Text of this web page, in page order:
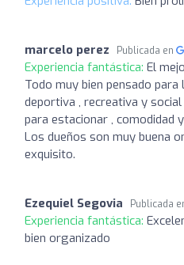
marcelo perez Publicada en
Experiencia fantástica: El
Todo muy bien pensado para
deportiva , recreativa y
para estacionar , comodidad
Los dueños son muy buena
exquisito.
Ezequiel Segovia Publicada
Experiencia fantástica:
bien organizado